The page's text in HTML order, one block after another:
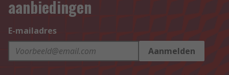
aanbiedingen
E-mailadres
Aanmelden